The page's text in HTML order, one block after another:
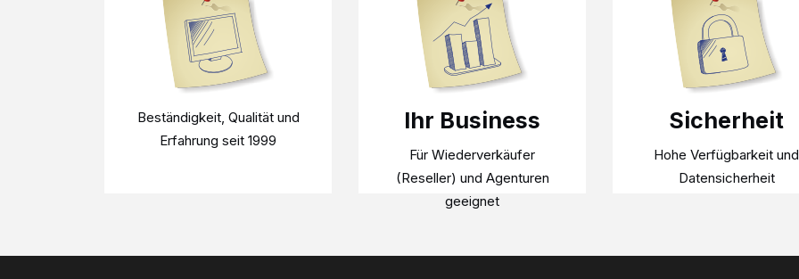
Beständigkeit, Qualität und
Erfahrung seit 1999
Ihr Business
Für Wiederverkäufer
(Reseller) und Agenturen
geeignet
Sicherheit
Hohe Verfügbarkeit und
Datensicherheit